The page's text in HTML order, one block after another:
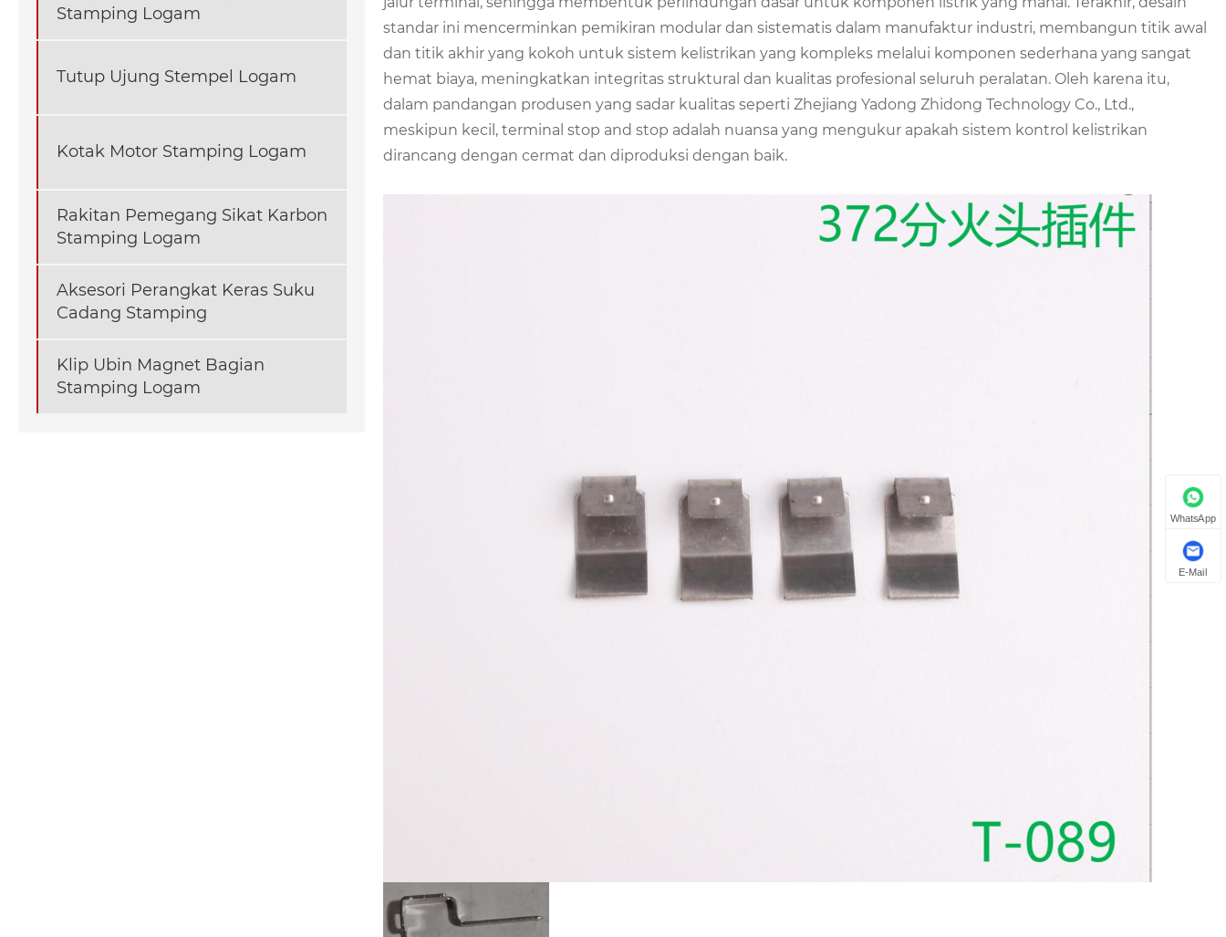
Stamping Logam
Tutup Ujung Stempel Logam
Kotak Motor Stamping Logam
Rakitan Pemegang Sikat Karbon
Stamping Logam
Aksesori Perangkat Keras Suku
Cadang Stamping
Klip Ubin Magnet Bagian
Stamping Logam
standar ini mencerminkan pemikiran modular dan sistematis dalam manufaktur industri, membangun titik awal
dan titik akhir yang kokoh untuk sistem kelistrikan yang kompleks melalui komponen sederhana yang sangat
hemat biaya, meningkatkan integritas struktural dan kualitas profesional seluruh peralatan. Oleh karena itu,
dalam pandangan produsen yang sadar kualitas seperti Zhejiang Yadong Zhidong Technology Co., Ltd.,
meskipun kecil, terminal stop and stop adalah nuansa yang mengukur apakah sistem kontrol kelistrikan
dirancang dengan cermat dan diproduksi dengan baik.
WhatsApp
E-Mail